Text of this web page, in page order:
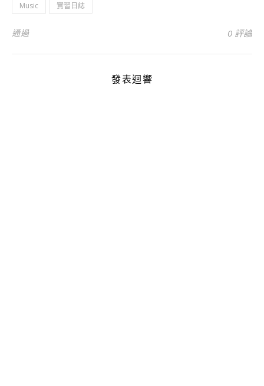
Music 實習日誌
通過 0 評論
發表迴響